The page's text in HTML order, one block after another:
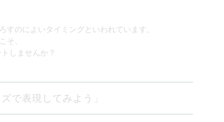
のによいタイミングといわれています。
そ、
しませんか？
で表現してみよう」